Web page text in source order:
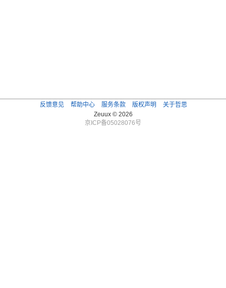
反馈意见 帮助中心 服务条款 版权声明
关于哲思
Zeuux © 2026
京ICP备05028076号